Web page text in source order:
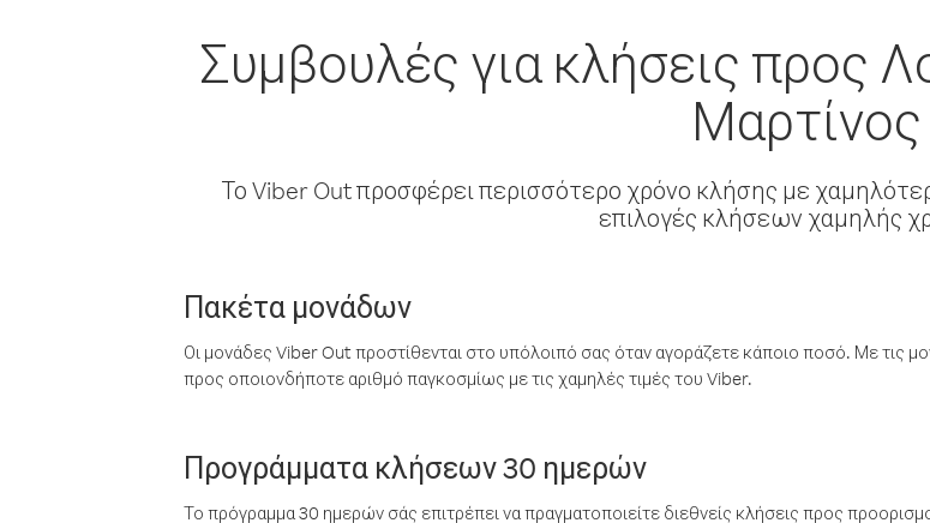
Συμβουλές για κλήσεις προς
Μαρτίνος
Το Viber Out προσφέρει περισσότερο χρόνο κλήσης με
επιλογές κλήσεων χαμηλής
Πακέτα μονάδων
Οι μονάδες Viber Out προστίθενται στο υπόλοιπό σας όταν αγοράζετε κάποιο ποσό. Με τις
προς οποιονδήποτε αριθμό παγκοσμίως με τις χαμηλές τιμές του Viber.
Προγράμματα κλήσεων 30 ημερών
Το πρόγραμμα 30 ημερών σάς επιτρέπει να πραγματοποιείτε διεθνείς κλήσεις προς